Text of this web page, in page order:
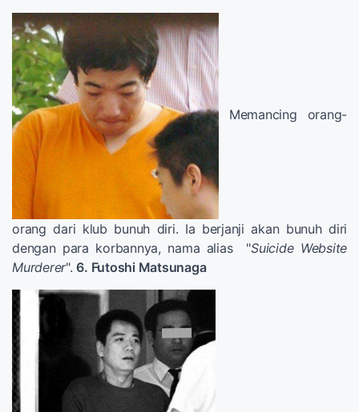
Memancing orang-
orang dari klub bunuh diri. Ia berjanji akan bunuh diri
dengan para korbannya, nama alias "Suicide Website
Murderer".6. Futoshi Matsunaga